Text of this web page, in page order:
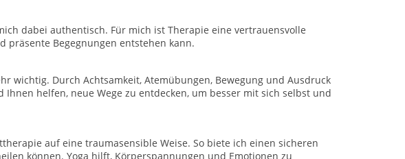
dabei authentisch. Für mich ist Therapie eine vertrauensvolle
präsente Begegnungen entstehen kann.
wichtig. Durch Achtsamkeit, Atemübungen, Bewegung und Ausdruck
helfen, neue Wege zu entdecken, um besser mit sich selbst und
auf eine traumasensible Weise. So biete ich einen sicheren
können. Yoga hilft, Körperspannungen und Emotionen zu